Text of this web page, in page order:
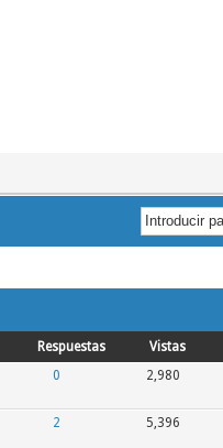
Respuestas Vistas
0 2,980
2 5,396